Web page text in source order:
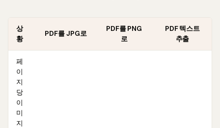
상
황
PDF를 JPG로
PDF를 PNG
로
PDF 텍스트
추출
페
이
지
당
이
미
지